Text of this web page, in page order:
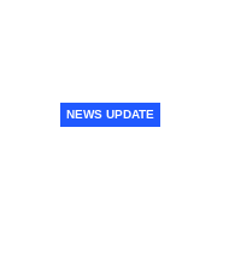
NEWS UPDATE